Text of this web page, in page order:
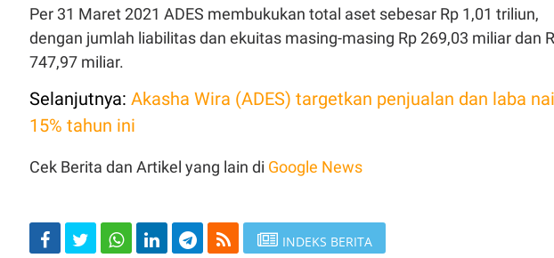
Per 31 Maret 2021 ADES membukukan total aset sebesar Rp 1,01 triliun,
dengan jumlah liabilitas dan ekuitas masing-masing Rp 269,03 miliar dan
747,97 miliar.
Selanjutnya: Akasha Wira (ADES) targetkan penjualan dan laba
15% tahun ini
Cek Berita dan Artikel yang lain di Google News
INDEKS BERITA